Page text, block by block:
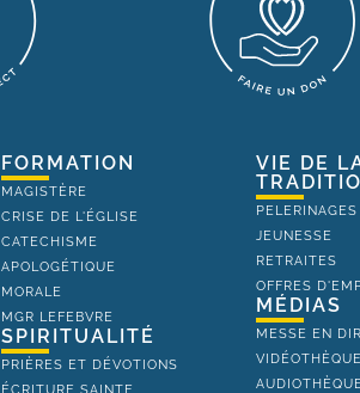
FORMATION
MAGISTÈRE
CRISE DE L'ÉGLISE
CATECHISME
APOLOGÉTIQUE
MORALE
MGR LEFEBVRE
SPIRITUALITÉ
PRIÈRES ET DÉVOTIONS
ÉCRITURE SAINTE
VIE DE
PELERINAGES
JEUNESSE
RETRAITES
OFFRES
MÉDIAS
MESSE EN
VIDÉOTHÈQUE
AUDIOTHÈQUE